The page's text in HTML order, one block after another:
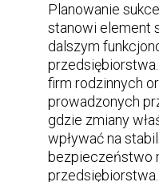
Planowanie
stanowi element
dalszym
firm rodzinnych
prowadzonych
gdzie zmiany
wpływać na
bezpieczeństwo